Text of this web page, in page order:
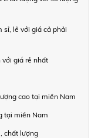
sỉ, lẻ với giá cả phải
với giá rẻ nhất
cao tại miền Nam
tại miền Nam
chất lượng